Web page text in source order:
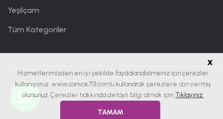
Yeşilçam
Tüm Kategoriler
Copyright © 2019 - 2026Canvas701| Tüm Hakları Saklıdır.
Canvas701 birOffice701markasıdır.
x
Hizmetlerimizden en iyi şekilde faydalanabilmeniz için çerezler
kullanıyoruz. www.canvas701.com’u kullanarak çerezlere izin vermiş
olursunuz. Çerezler hakkında detaylı bilgi almak için: Tıklayınız.
TAMAM